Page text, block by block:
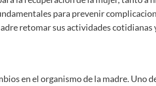
para prevenir
retomar sus actividades cotidianas
en el organismo de la madre. Uno